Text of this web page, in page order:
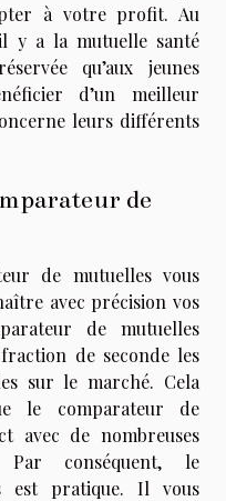
à votre profit. Au
y a la mutuelle santé
qu’aux jeunes
d’un meilleur
leurs différents
de
de mutuelles vous
avec précision vos
de mutuelles
de seconde les
sur le marché. Cela
le comparateur de
avec de nombreuses
Par conséquent, le
est pratique. Il vous